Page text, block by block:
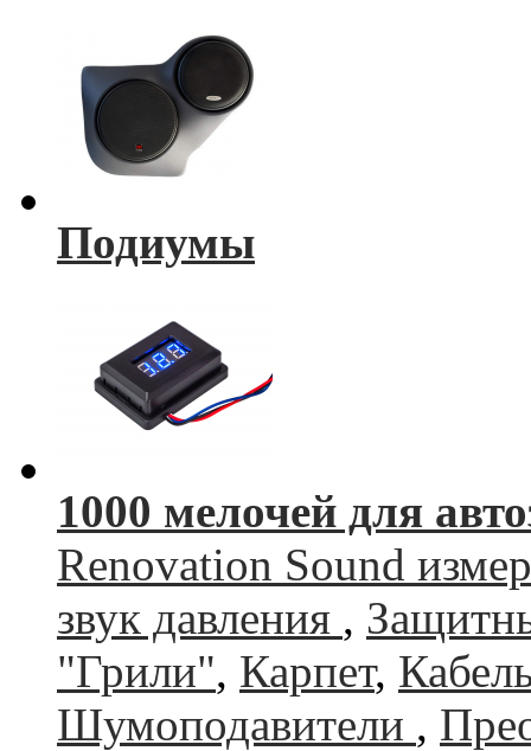
Подиумы
1000 мелочей для
Renovation Sound
звук давления ,
"Грили", Карпет,
Шумоподавители ,